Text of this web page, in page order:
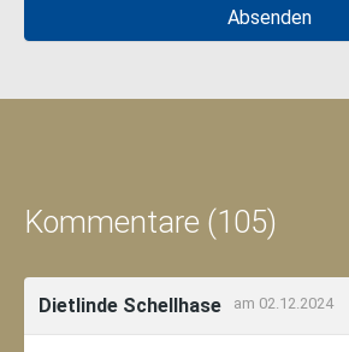
Kommentare (105)
Dietlinde Schellhase am 02.12.2024